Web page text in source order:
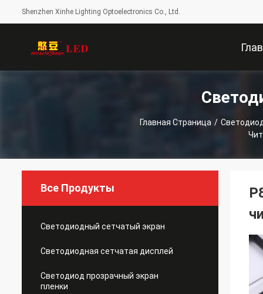
Shenzhen Xinhe Lighting Optoelectronics Co., Ltd.
Главная Страница /
Все Продукты
Светодиодный сетчатый экран
Светодиодная сетчатая дисплей
Светодиод прозрачный экран
пленки